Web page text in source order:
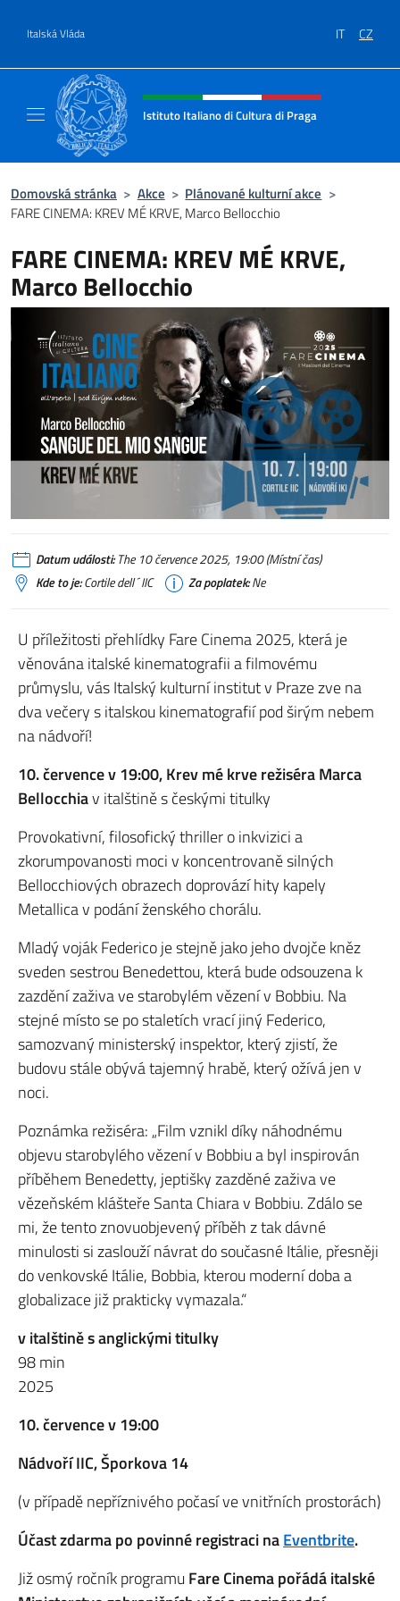
Italská Vláda IT CZ
Záhlaví webu, sociální sítě a
Istituto Italiano di Cultura di Praga
Domovská stránka > Akce > Plánované kulturní akce >
FARE CINEMA: KREV MÉ KRVE, Marco Bellocchio
FARE CINEMA: KREV MÉ KRVE,
Marco Bellocchio
Datum události:The 10 července 2025, 19:00 (Místní čas)
Kde to je:Cortile dell´IIC Za poplatek:Ne
U příležitosti přehlídky Fare Cinema 2025, která je
věnována italské kinematografii a filmovému
průmyslu, vás Italský kulturní institut v Praze zve na
dva večery s italskou kinematografií pod širým nebem
na nádvoří!
10. července v 19:00, Krev mé krve režiséra Marca
Bellocchiav italštině s českými titulky
Provokativní, filosofický thriller o inkvizici a
zkorumpovanosti moci v koncentrovaně silných
Bellocchiových obrazech doprovází hity kapely
Metallica v podání ženského chorálu.
Mladý voják Federico je stejně jako jeho dvojče kněz
sveden sestrou Benedettou, která bude odsouzena k
zazdění zaživa ve starobylém vězení v Bobbiu. Na
stejné místo se po staletích vrací jiný Federico,
samozvaný ministerský inspektor, který zjistí, že
budovu stále obývá tajemný hrabě, který ožívá jen v
noci.
Poznámka režiséra: „Film vznikl díky náhodnému
objevu starobylého vězení v Bobbiu a byl inspirován
příběhem Benedetty, jeptišky zazděné zaživa ve
vězeňském klášteře Santa Chiara v Bobbiu. Zdálo se
mi, že tento znovuobjevený příběh z tak dávné
minulosti si zaslouží návrat do současné Itálie, přesněji
do venkovské Itálie, Bobbia, kterou moderní doba a
globalizace již prakticky vymazala.“
v italštině s anglickými titulky
98 min
2025
10. července v 19:00
Nádvoří IIC, Šporkova 14
(v případě nepříznivého počasí ve vnitřních prostorách)
Účast zdarma po povinné registraci naEventbrite.
Již osmý ročník programu Fare Cinema pořádá italské